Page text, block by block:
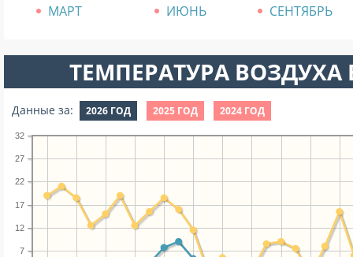
МАРТ
ИЮНЬ СЕНТЯБРЬ
ТЕМПЕРАТУРА ВОЗДУХА
Данные за: 2026 ГОД 2025 ГОД 2024 ГОД
7
12
17
22
27
32